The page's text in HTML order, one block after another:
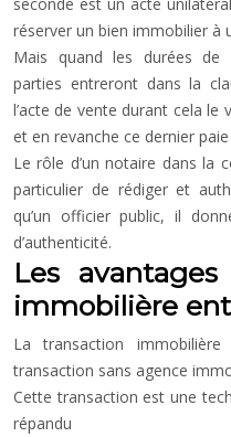
réserver un bien immobilier à
Mais quand les durées de
parties entreront dans la
l’acte de vente durant cela le
et en revanche ce dernier
Le rôle d’un notaire dans la
particulier de rédiger et
qu’un officier public, il
d’authenticité.
Les
immobilière
La transaction
transaction sans agence
Cette transaction est une
répandu